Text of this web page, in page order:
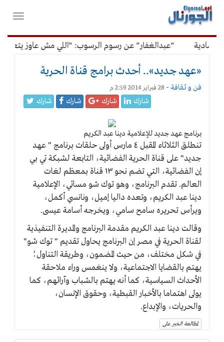
القائمة
الرئيسية
فتح
"عبدالغفار" عن رسوم الرسوب: "اللي مش عاوز يتعلم
«عهد جديد».. أحدث برامج قناة الحرية
فن و ثقافة - 28 فبراير 2014 2:59 م
شارك شارك شارك شارك
برنامج عهد جديد للإعلامية دينا عبد الكريم
تنطلق الثلاثاء المقبل ٤ مارس أولى حلقات برنامج " عهد
جديد" على قناة الحرية الفضائية، التابعة لشبكة تي بي
إن الفضائية، التي تضم نحو ١٣ قناة بمعظم لغات
العالم. تقدم البرنامج، وهو توك شو مسائي، الإعلامية
دينا عبد الكريم، وتعده داليا إميل، ونانسي أكمل،
ويرأس تحريره سامح سامي، ويخرجه أسامة عيسى.
وقالت دينا عبد الكريم مقدمة البرنامج والمديرة التنفيذية
لقناة الحرية في مصر إن البرنامج يحاول تقديم " توك شو"
في شكل مختلف، من حيث المضمون، وطريقة التناول؛
يهتم بالقضايا الاجتماعية، ولا ينغمس وراء ملاحقة
الأحداث السياسية، كما أنه يهتم بالشباب وآرائهم، كما
يولى اهتماما بالأخبار القبطية، وحقوق الإنسان،
والحريات، والإبداع.
لمطالعة الخبر على